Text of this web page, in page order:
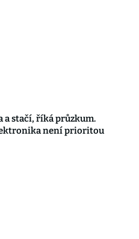
a stačí, říká průzkum.
není prioritou